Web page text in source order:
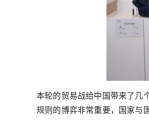
本轮的贸易战给中国带来了几
规则的博弈非常重要，国家与